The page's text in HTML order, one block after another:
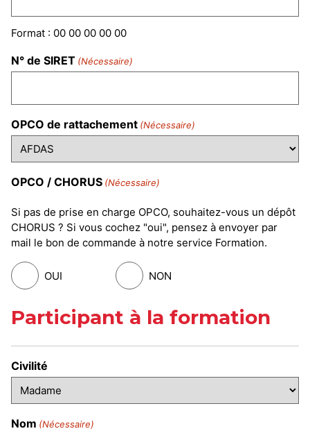
Format : 00 00 00 00 00
N° de SIRET (Nécessaire)
OPCO de rattachement (Nécessaire)
OPCO / CHORUS (Nécessaire)
Si pas de prise en charge OPCO, souhaitez-vous un dépôt
CHORUS ? Si vous cochez "oui", pensez à envoyer par
mail le bon de commande à notre service Formation.
OUI NON
Participant à la formation
Civilité
Nom (Nécessaire)